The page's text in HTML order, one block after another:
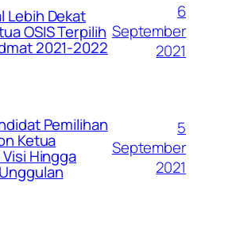
Lebih Dekat
OSIS Terpilih
2021-2022
6
September
2021
Pemilihan
Ketua
Hingga
5
September
2021